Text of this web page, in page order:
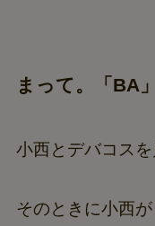
まって。「BA
小西とデバコスを
そのときに小西